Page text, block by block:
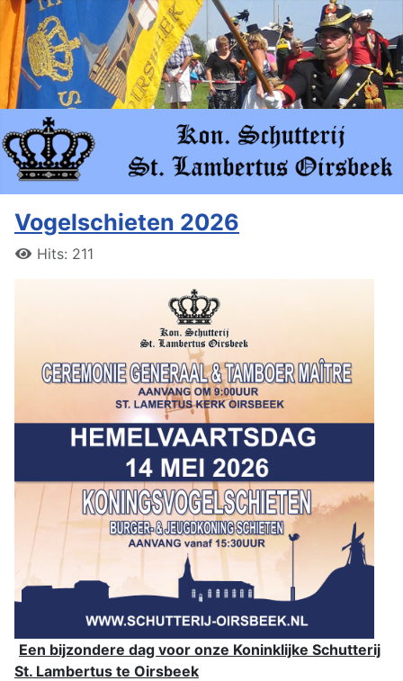
Vogelschieten 2026
Hits: 211
Een bijzondere dag voor onze Koninklijke Schutterij
St. Lambertus te Oirsbeek